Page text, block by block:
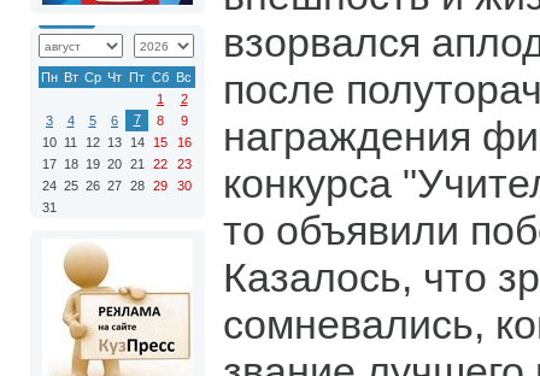
Пн Вт Ср Чт Пт Сб Вс
1
2
3
4 5 6 7 8
9
10 11 12 13 14 15
16
17 18 19 20 21 22
23
24 25 26 27 28 29
30
31
взорвался
после
награждения
конкурса
то объявили
Казалось, что
сомневались,